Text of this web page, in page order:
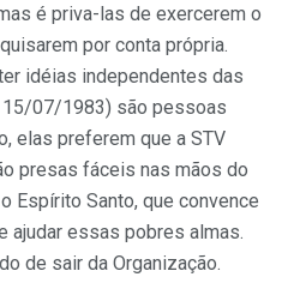
é priva-las de exercerem o
por conta própria.
idéias independentes das
15/07/1983) são pessoas
elas preferem que a STV
presas fáceis nas mãos do
Espírito Santo, que convence
ajudar essas pobres almas.
de sair da Organização.